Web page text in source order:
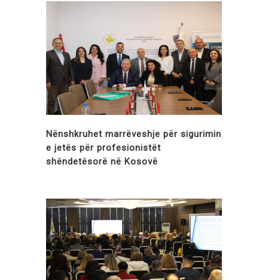
Nënshkruhet marrëveshje për sigurimin
e jetës për profesionistët
shëndetësorë në Kosovë